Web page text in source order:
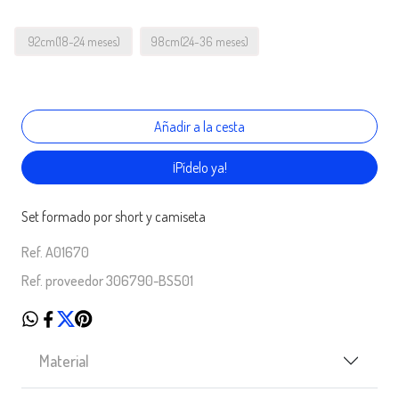
92cm(18-24 meses) 98cm(24-36 meses)
¡Pídelo ya!
Set formado por short y camiseta
Ref. A01670
Ref. proveedor 306790-BS501
Material